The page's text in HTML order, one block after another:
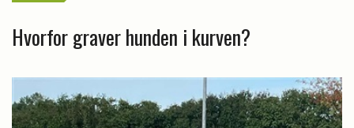
Hvorfor graver hunden i kurven?